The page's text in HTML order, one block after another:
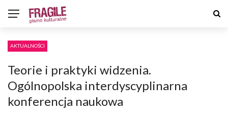
AKTUALNOŚCI
Teorie i praktyki widzenia.
Ogólnopolska interdyscyplinarna
konferencja naukowa